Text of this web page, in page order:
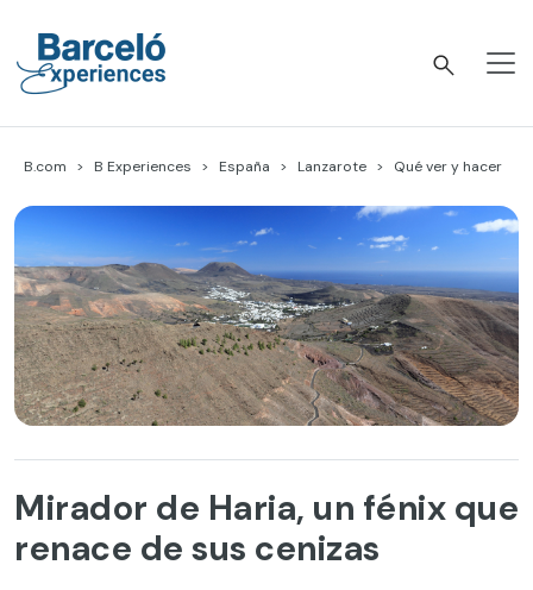
content
B.com B Experiences España Lanzarote Qué ver y hacer
Mirador de Haria, un fénix que
renace de sus cenizas